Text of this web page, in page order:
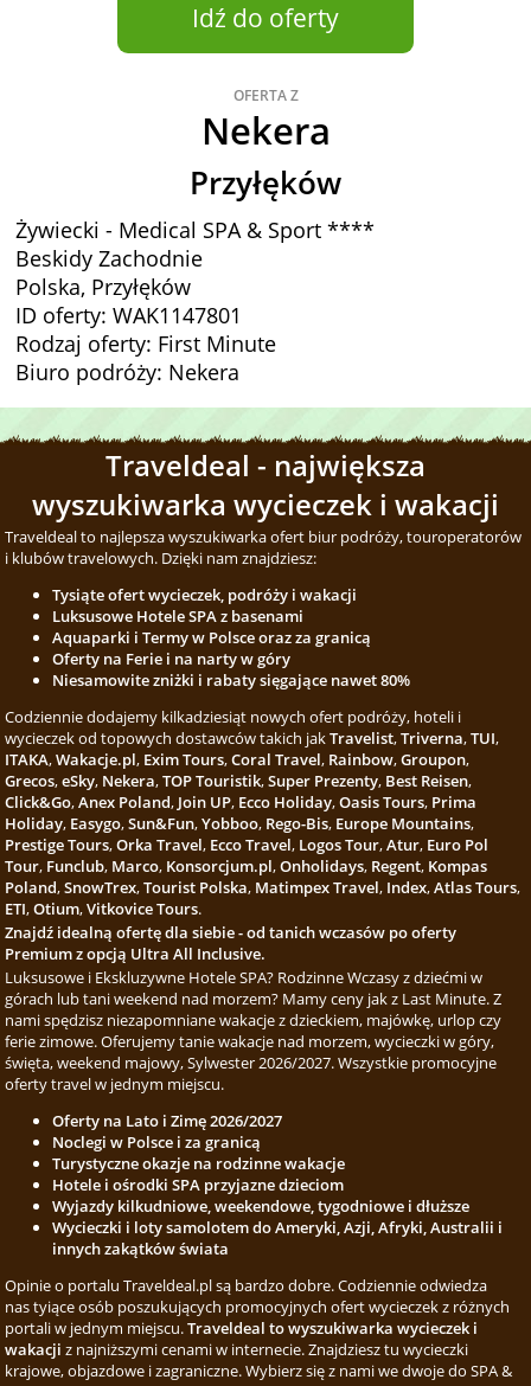
Idź do oferty
OFERTA Z
Nekera
Przyłęków
Żywiecki - Medical SPA & Sport ****
Beskidy Zachodnie
Polska, Przyłęków
ID oferty: WAK1147801
Rodzaj oferty: First Minute
Biuro podróży: Nekera
Traveldeal - największa
wyszukiwarka wycieczek i wakacji
Traveldeal to najlepsza wyszukiwarka ofert biur podróży, touroperatorów
i klubów travelowych. Dzięki nam znajdziesz:
Tysiąte ofert wycieczek, podróży i wakacji
Luksusowe Hotele SPA z basenami
Aquaparki i Termy w Polsce oraz za granicą
Oferty na Ferie i na narty w góry
Niesamowite zniżki i rabaty sięgające nawet 80%
Codziennie dodajemy kilkadziesiąt nowych ofert podróży, hoteli i
wycieczek od topowych dostawców takich jakTravelist,Triverna,TUI,
ITAKA,Wakacje.pl, Exim Tours,Coral Travel, Rainbow,Groupon,
Grecos,eSky, Nekera,TOP Touristik,Super Prezenty, Best Reisen,
Click&Go,Anex Poland, Join UP, Ecco Holiday,Oasis Tours, Prima
Holiday, Easygo,Sun&Fun,Yobboo, Rego-Bis, Europe Mountains,
Prestige Tours,Orka Travel, Ecco Travel, Logos Tour,Atur, Euro Pol
Tour, Funclub, Marco, Konsorcjum.pl,Onholidays, Regent, Kompas
Poland,SnowTrex,Tourist Polska, Matimpex Travel, Index,Atlas Tours,
ETI,Otium,Vitkovice Tours.
Znajdź idealną ofertę dla siebie - od tanich wczasów po oferty
Premium z opcją Ultra All Inclusive.
Luksusowe i Ekskluzywne Hotele SPA? Rodzinne Wczasy z dziećmi w
górach lub tani weekend nad morzem? Mamy ceny jak z Last Minute. Z
nami spędzisz niezapomniane wakacje z dzieckiem, majówkę, urlop czy
ferie zimowe. Oferujemy tanie wakacje nad morzem, wycieczki w góry,
święta, weekend majowy, Sylwester 2026/2027. Wszystkie promocyjne
oferty travel w jednym miejscu.
Oferty na Lato i Zimę 2026/2027
Noclegi w Polsce i za granicą
Turystyczne okazje na rodzinne wakacje
Hotele i ośrodki SPA przyjazne dzieciom
Wyjazdy kilkudniowe, weekendowe, tygodniowe i dłuższe
Wycieczki i loty samolotem do Ameryki, Azji, Afryki, Australii i
innych zakątków świata
Opinie o portalu Traveldeal.pl są bardzo dobre. Codziennie odwiedza
nas tyiące osób poszukujących promocyjnych ofert wycieczek z różnych
portali w jednym miejscu.Traveldeal to wyszukiwarka wycieczek i
wakacji z najniższymi cenami w internecie. Znajdziesz tu wycieczki
krajowe, objazdowe i zagraniczne. Wybierz się z nami we dwoje do SPA &